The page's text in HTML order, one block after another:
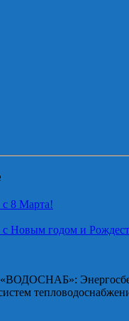
с 8 Марта!
с Новым годом и
«ВОДОСНАБ»: